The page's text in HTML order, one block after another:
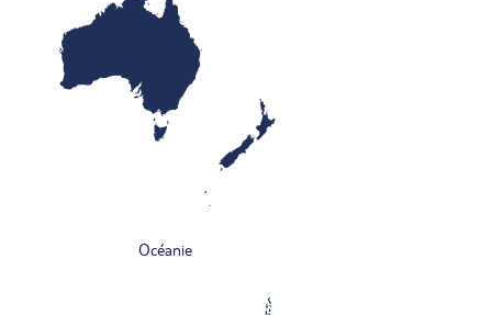
Océanie